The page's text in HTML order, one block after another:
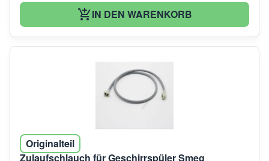
IN DEN WARENKORB
Originalteil
Zulaufschlauch für Geschirrspüler Smeg